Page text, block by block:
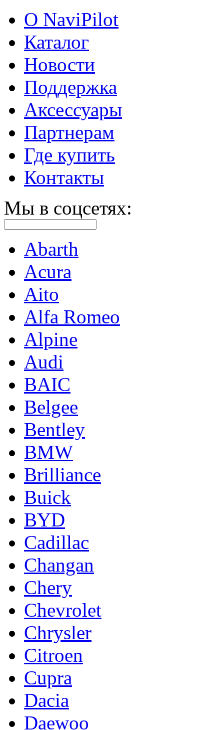
О NaviPilot
Каталог
Новости
Поддержка
Аксессуары
Партнерам
Где купить
Контакты
Мы в соцсетях:
Abarth
Acura
Aito
Alfa Romeo
Alpine
Audi
BAIC
Belgee
Bentley
BMW
Brilliance
Buick
BYD
Cadillac
Changan
Chery
Chevrolet
Chrysler
Citroen
Cupra
Dacia
Daewoo